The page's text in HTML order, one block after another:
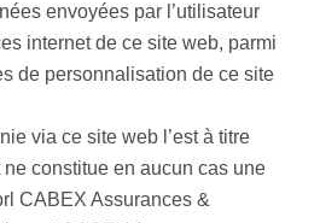
envoyées par l’utilisateur
internet de ce site web, parmi
de personnalisation de ce site
via ce site web l’est à titre
constitue en aucun cas une
CABEX Assurances &